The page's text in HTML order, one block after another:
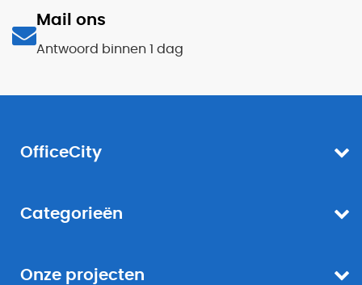
Mail ons
Antwoord binnen 1 dag
OfficeCity
Categorieën
Onze projecten